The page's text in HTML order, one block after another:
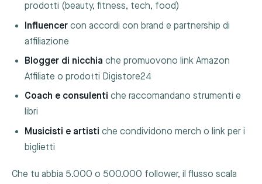
prodotti (beauty, fitness, tech, food)
Influencer con accordi con brand e partnership di
affiliazione
Blogger di nicchia che promuovono link Amazon
Affiliate o prodotti Digistore24
Coach e consulenti che raccomandano strumenti e
libri
Musicisti e artisti che condividono merch o link per i
biglietti
Che tu abbia 5.000 o 500.000 follower, il flusso scala